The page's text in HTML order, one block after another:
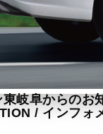
岐阜からのお
/ インフォ